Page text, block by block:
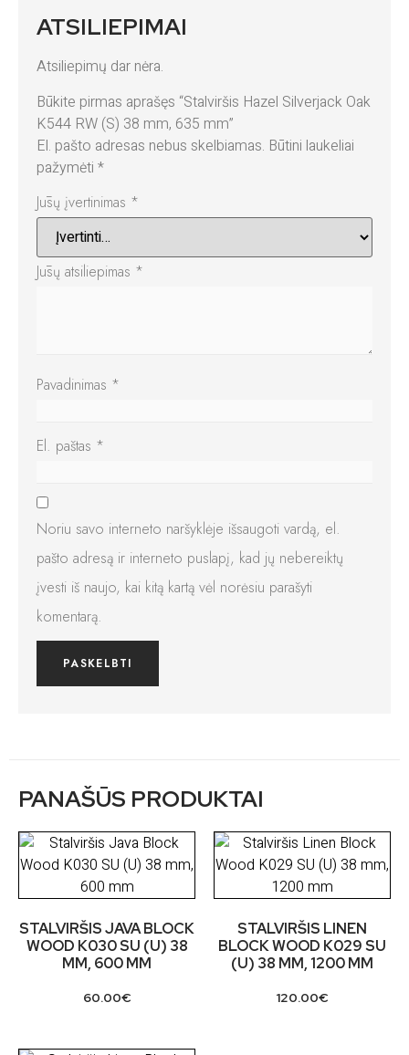
ATSILIEPIMAI
Atsiliepimų dar nėra.
Būkite pirmas aprašęs “Stalviršis Hazel Silverjack Oak
K544 RW (S) 38 mm, 635 mm”
El. pašto adresas nebus skelbiamas. Būtini laukeliai
pažymėti *
Jūsų įvertinimas *
Jūsų atsiliepimas *
Pavadinimas *
El. paštas *
Noriu savo interneto naršyklėje išsaugoti vardą, el.
pašto adresą ir interneto puslapį, kad jų nebereiktų
įvesti iš naujo, kai kitą kartą vėl norėsiu parašyti
komentarą.
PANAŠŪS PRODUKTAI
STALVIRŠIS JAVA BLOCK
WOOD K030 SU (U) 38
MM, 600 MM
60.00€
STALVIRŠIS LINEN
BLOCK WOOD K029 SU
(U) 38 MM, 1200 MM
120.00€